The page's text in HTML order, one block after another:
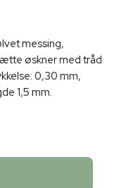
messing,
øskner med tråd
0,30 mm,
1,5 mm.